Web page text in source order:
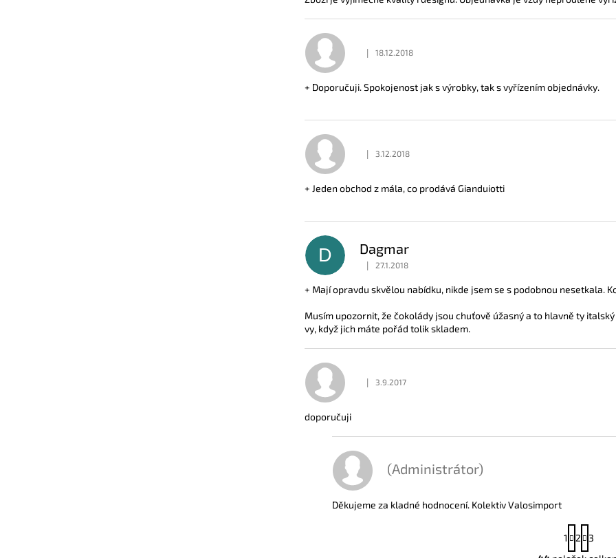
Hodnocení obchodu je 5 z 5 hvězdiček.
| 18.12.2018
+ Doporučuji. Spokojenost jak s výrobky, tak s vyřízením objednávky.
Hodnocení obchodu je 5 z 5 hvězdiček.
| 3.12.2018
+ Jeden obchod z mála, co prodává Gianduiotti
D Dagmar
Hodnocení obchodu je 5 z 5 hvězdiček.
| 27.1.2018
+ Mají opravdu skvělou nabídku, nikde jsem se s podobnou nesetkala.
Musím upozornit, že čokolády jsou chuťově úžasný a to hlavně ty
vy, když jich máte pořád tolik skladem.
Hodnocení obchodu je 5 z 5 hvězdiček.
| 3.9.2017
doporučuji
(Administrátor)
Děkujeme za kladné hodnocení. Kolektiv Valosimport
S
t
1 2
3